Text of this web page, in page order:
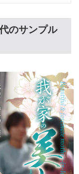
のサンプル